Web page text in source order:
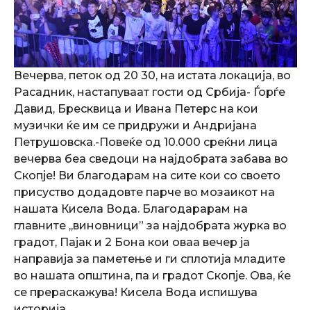
Вечерва, петок од 20 30, на истата локација, во
Расадник, настапуваат гости од Србија- Ѓорѓе
Давид, Бресквица и Ивана Петерс на кои
музички ќе им се придружи и Андријана
Петрушовска.-Повеќе од 10.000 среќни лица
вечерва беа сведоци на најдобрата забава во
Скопје! Ви благодарам на сите кои со своето
присуство додадовте парче во мозаикот на
нашата Кисела Вода. Благодарарам на
главните ,,виновници” за најдобрата журка во
градот, Пајак и 2 Бона кои оваа вечер ја
направија за паметење и ги сплотија младите
во нашата општина, па и градот Скопје. Ова, ќе
се прераскажува! Кисела Вода испишува